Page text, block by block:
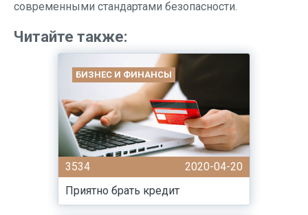
современными стандартами безопасности.
Читайте также:
БИЗНЕС И ФИНАНСЫ
3534
2020-04-20
Приятно брать кредит